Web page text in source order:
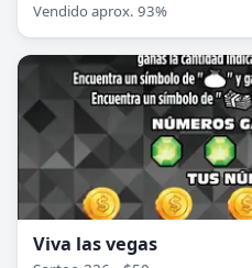
Vendido aprox. 93%
Viva las vegas